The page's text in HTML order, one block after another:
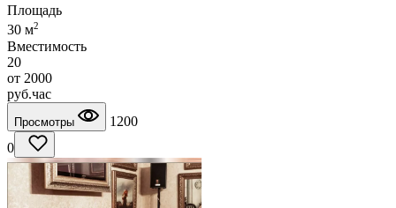
Площадь
30 м2
Вместимость
20
от 2000
руб.час
Просмотры
1200
0